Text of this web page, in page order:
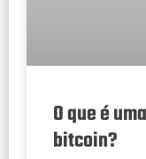
O que é
bitcoin?